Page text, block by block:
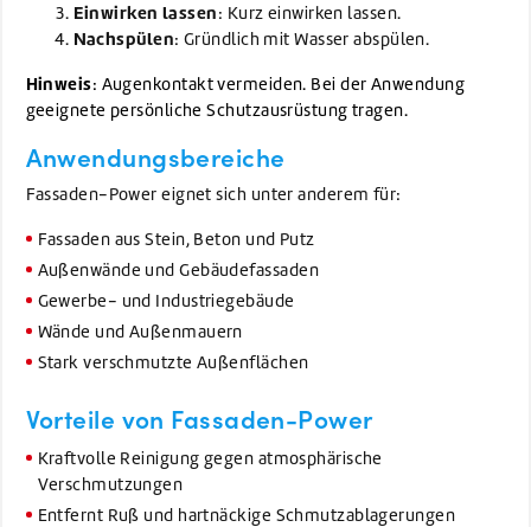
Einwirken lassen: Kurz einwirken lassen.
Nachspülen: Gründlich mit Wasser abspülen.
Hinweis: Augenkontakt vermeiden. Bei der Anwendung
geeignete persönliche Schutzausrüstung tragen.
Anwendungsbereiche
Fassaden-Power eignet sich unter anderem für:
Fassaden aus Stein, Beton und Putz
Außenwände und Gebäudefassaden
Gewerbe- und Industriegebäude
Wände und Außenmauern
Stark verschmutzte Außenflächen
Vorteile von Fassaden-Power
Kraftvolle Reinigung gegen atmosphärische
Verschmutzungen
Entfernt Ruß und hartnäckige Schmutzablagerungen